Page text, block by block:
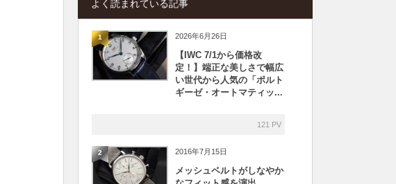
よく読まれている記事
1 2026年6月26日
【IWC 7/1から価格改
定！】端正な美しさで幅広
い世代から人気の「ポルト
ギーゼ・オートマティッ...
121 PV
2 2016年7月15日
メッシュベルトがしなやか